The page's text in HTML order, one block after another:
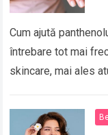
Cum ajută
întrebare tot mai
skincare, mai ales